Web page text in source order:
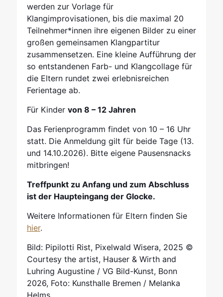
werden zur Vorlage für
Klangimprovisationen, bis die maximal 20
Teilnehmer*innen ihre eigenen Bilder zu einer
großen gemeinsamen Klangpartitur
zusammensetzen. Eine kleine Aufführung der
so entstandenen Farb- und Klangcollage für
die Eltern rundet zwei erlebnisreichen
Ferientage ab.
Für Kinder von 8 – 12 Jahren
Das Ferienprogramm findet von 10 – 16 Uhr
statt. Die Anmeldung gilt für beide Tage (13.
und 14.10.2026). Bitte eigene Pausensnacks
mitbringen!
Treffpunkt zu Anfang und zum Abschluss
ist der Haupteingang der Glocke.
Weitere Informationen für Eltern finden Sie
hier.
Bild: Pipilotti Rist, Pixelwald Wisera, 2025 ©
Courtesy the artist, Hauser & Wirth and
Luhring Augustine / VG Bild-Kunst, Bonn
2026, Foto: Kunsthalle Bremen / Melanka
Helms